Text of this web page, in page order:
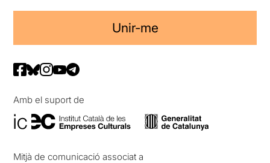
Unir-me
Amb el suport de
Mitjà de comunicació associat a